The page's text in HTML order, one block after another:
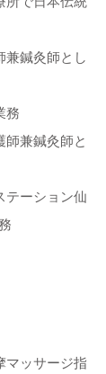
兼鍼灸師とし
務
師兼鍼灸師と
テーション仙
マッサージ指